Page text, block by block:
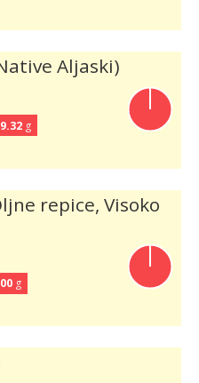
Aljaski)
g
repice, Visoko
g